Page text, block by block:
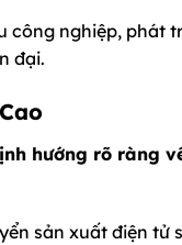
công nghiệp, phát
đại.
hướng rõ ràng
sản xuất điện tử